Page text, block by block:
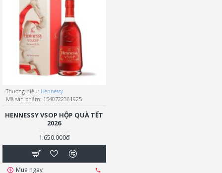
Thương hiệu: Hennessy
Mã sản phẩm: 1540722361925
HENNESSY VSOP HỘP QUÀ TẾT
2026
1.650.000đ
Mua ngay